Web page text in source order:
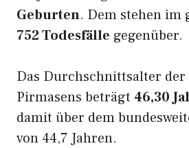
Geburten. Dem stehen im
752 Todesfälle gegenüber.
Das Durchschnittsalter der
Pirmasens beträgt 46,30
damit über dem
von 44,7 Jahren.